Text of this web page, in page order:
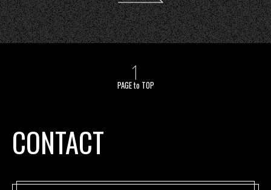
PAGE to TOP
CONTACT